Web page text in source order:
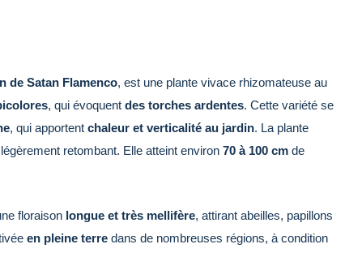
de Satan Flamenco, est une plante vivace rhizomateuse au
, qui évoquent des torches ardentes. Cette variété se
, qui apportent chaleur et verticalité au jardin. La plante
légèrement retombant. Elle atteint environ 70 à 100 cm de
floraison longue et très mellifère, attirant abeilles, papillons
en pleine terre dans de nombreuses régions, à condition